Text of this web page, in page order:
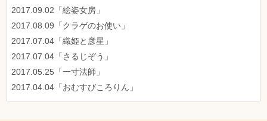
2017.09.02「絵姿女房」
2017.08.09「クラゲのお使い」
2017.07.04「織姫と彦星」
2017.07.04「さるじぞう」
2017.05.25「一寸法師」
2017.04.04「おむすびころりん」